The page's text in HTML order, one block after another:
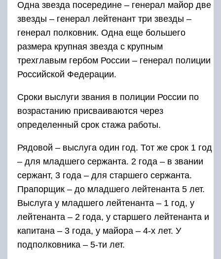
Одна звезда посередине – генерал майор две
звезды – генерал лейтенант три звезды –
генерал полковник. Одна еще большего
размера крупная звезда с крупным
трехглавым гербом России – генерал полиции
Российской Федерации.
Сроки выслуги звания в полиции России по
возрастанию присваиваются через
определенный срок стажа работы.
Рядовой – выслуга один год. Тот же срок 1 год
– для младшего сержанта. 2 года – в звании
сержант, 3 года – для старшего сержанта.
Прапорщик – до младшего лейтенанта 5 лет.
Выслуга у младшего лейтенанта – 1 год, у
лейтенанта – 2 года, у старшего лейтенанта и
капитана – 3 года, у майора – 4-х лет. У
подполковника – 5-ти лет.